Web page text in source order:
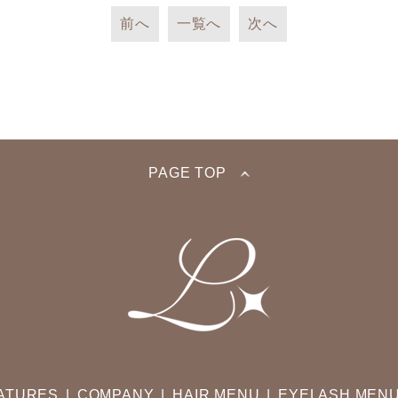
前へ 一覧へ 次へ
PAGE TOP
COMPANY HAIR MENU EYELASH MENU